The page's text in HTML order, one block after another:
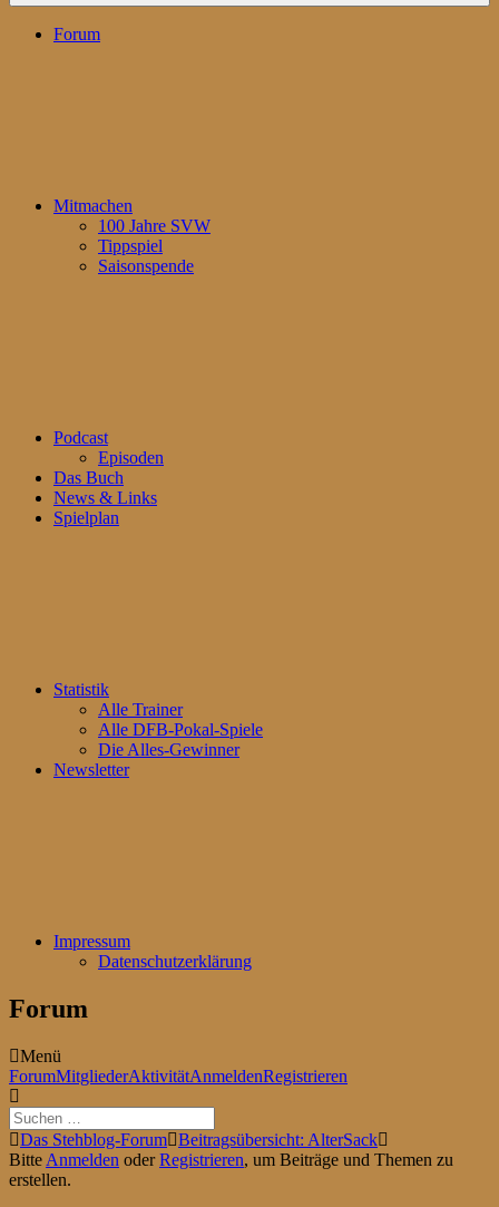
Forum
Mitmachen
100 Jahre SVW
Tippspiel
Saisonspende
Podcast
Episoden
Das Buch
News & Links
Spielplan
Statistik
Alle Trainer
Alle DFB-Pokal-Spiele
Die Alles-Gewinner
Newsletter
Impressum
Datenschutzerklärung
Forum
Menü
Forum-
Navigation
ForumMitgliederAktivitätAnmeldenRegistrieren
Forum-
Breadcrumbs
-
Das Stehblog-Forum Beitragsübersicht: AlterSack
Bitte Anmelden oderRegistrieren, um Beiträge und Themen zu
erstellen.